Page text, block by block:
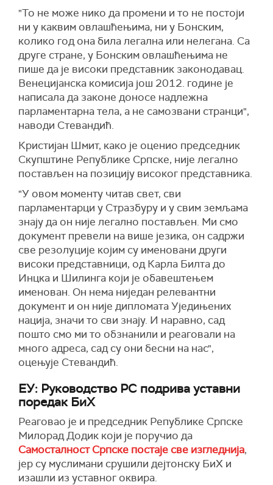
"То не може нико да промени и то не постоји
ни у каквим овлашћењима, ни у Бонским,
колико год она била легална или нелeгана. Са
друге стране, у Бонским овлашћењима не
пише да је високи представник законодавац.
Венецијанска комисија још 2012. године је
написала да законе доносе надлежна
парламентарна тела, а не самозвани странци",
наводи Стевандић.
Кристијан Шмит, како је оценио председник
Скупштине Републике Српске, није легално
постављен на позицију високог представника.
"У овом моменту читав свет, сви
парламентарци у Стразбуру и у свим земљама
знају да он није легално постављен. Ми смо
документ превели на више језика, он садржи
све резолуције којим су именовани други
високи представници, од Карла Билта до
Инцка и Шилинга који је обавештењем
именован. Он нема ниједан релевантни
документ и он није дипломата Уједињених
нација, значи то сви знају. И наравно, сад
пошто смо ми то обзнанили и реаговали на
много адреса, сад су они бесни на нас",
оцењује Стевандић.
ЕУ: Руководство РС подрива уставни
поредак БиХ
Реаговао је и председник Републике Српске
Милорад Додик који је поручио да
Самосталност Српске постаје све изгледнија,
јер су муслимани срушили дејтонску БиХ и
изашли из уставног оквира.